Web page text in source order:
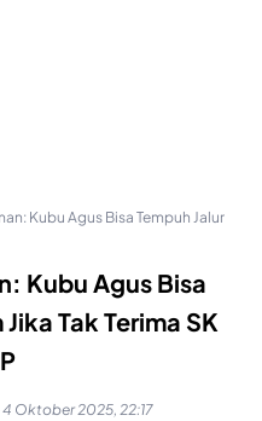
Kubu Agus Bisa Tempuh Jalur
Kubu Agus Bisa
Tak Terima SK
4 Oktober 2025, 22:17